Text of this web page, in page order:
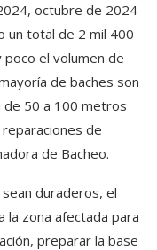
octubre de 2024
un total de 2 mil 400
poco el volumen de
de baches son
de 50 a 100 metros
de
de Bacheo.
duraderos, el
la zona afectada para
preparar la base